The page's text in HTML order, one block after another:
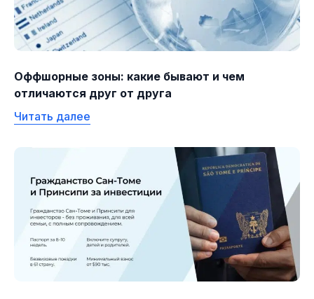
Оффшорные зоны: какие бывают и чем
отличаются друг от друга
Читать далее